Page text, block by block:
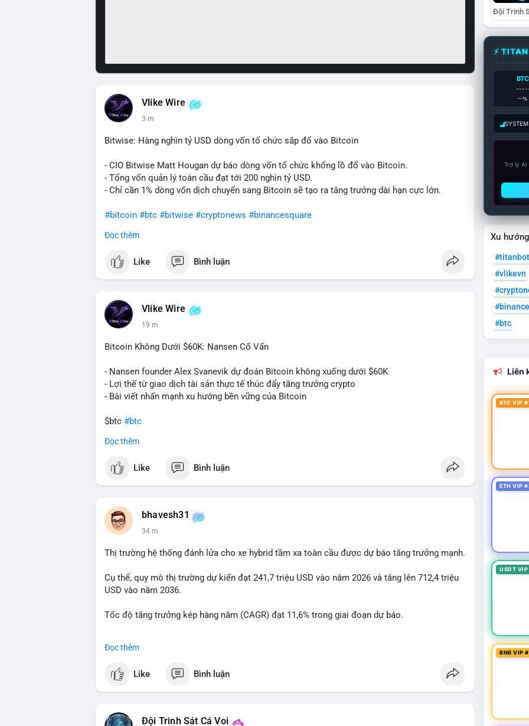
Vlike Wire
3 m
Bitwise: Hàng nghìn tỷ USD dòng vốn tổ chức sắp đổ vào Bitcoin
- CIO Bitwise Matt Hougan dự báo dòng vốn tổ chức khổng lồ đổ vào Bitcoin.
- Tổng vốn quản lý toàn cầu đạt tới 200 nghìn tỷ USD.
- Chỉ cần 1% dòng vốn dịch chuyển sang Bitcoin sẽ tạo ra tăng trưởng dài hạn cực lớn.
#bitcoin #btc #bitwise #cryptonews #binancesquare
$btc
#vlikevn #titanbot
Đọc thêm
Like Bình luận
Vlike Wire
19 m
Bitcoin Không Dưới $60K: Nansen Cố Vấn
- Nansen founder Alex Svanevik dự đoán Bitcoin không xuống dưới $60K
- Lợi thế từ giao dịch tài sản thực tế thúc đẩy tăng trưởng crypto
- Bài viết nhấn mạnh xu hướng bền vững của Bitcoin
$btc #btc
#vlikevn
📰 Nguồn: Cointelegraph
Đọc thêm
Like Bình luận
bhavesh31
34 m
Thị trường hệ thống đánh lửa cho xe hybrid tầm xa toàn cầu được dự báo tăng trưởng mạnh.
Cụ thể, quy mô thị trường dự kiến đạt 241,7 triệu USD vào năm 2026 và tăng lên 712,4 triệu
USD vào năm 2036.
Tốc độ tăng trưởng kép hàng năm (CAGR) đạt 11,6% trong giai đoạn dự báo.
Đọc thêm
Like Bình luận
Đội Trinh Sát Cá Voi
⚡
BTC
--%
Trợ lý
Xu
#titanbot
#vlikevn
#btc
Liên
BTC VIP
ETH VIP
USDT
BNB VIP